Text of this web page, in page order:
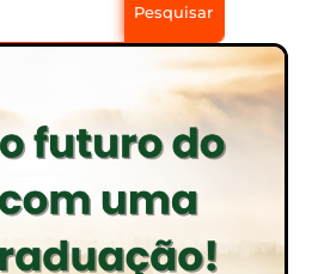
Pesquisar